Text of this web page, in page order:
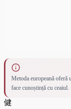
Metoda europeană oferă
face cunoștință cu ceaiul.
健